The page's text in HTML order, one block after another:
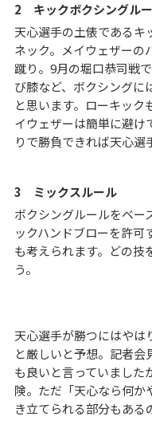
2 キックボクシングル
天心選手の土俵であるキ
ネック。メイウェザーの
蹴り。9月の堀口恭司戦
び膝など、ボクシングに
と思います。ローキック
イウェザーは簡単に避け
りで勝負できれば天心選
3 ミックスルール
ボクシングルールをベー
ックハンドブローを許可
も考えられます。どの技
う。
天心選手が勝つにはやは
と厳しいと予想。記者
も良いと言っていました
険。ただ「天心なら何か
き立てられる部分もある